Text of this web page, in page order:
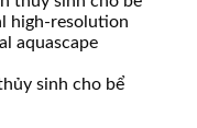
sinh cho bể